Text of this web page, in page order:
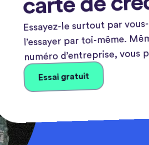
Essayez-le surtout par
l’essayer par toi-même.
numéro d’entreprise, vous
Essai gratuit